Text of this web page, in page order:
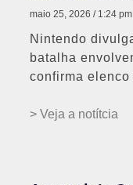
maio 25, 2026 1:24 pm
Nintendo
batalha
confirma
> Veja a notítcia